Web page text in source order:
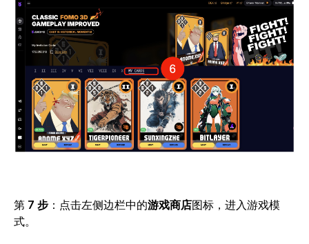
第 7 步 ：点击左侧边栏中的游戏商店图标，进入游戏模
式。